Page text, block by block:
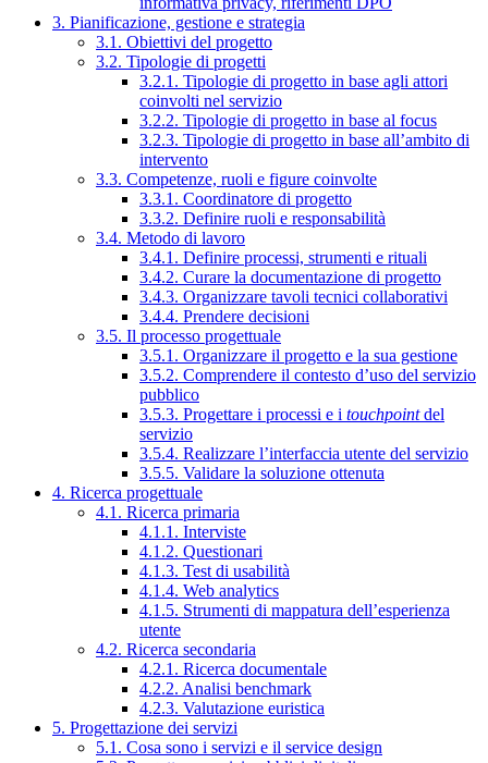
3. Pianificazione, gestione e strategia
3.1. Obiettivi del progetto
3.2. Tipologie di progetti
3.2.1. Tipologie di progetto in base agli attori
coinvolti nel servizio
3.2.2. Tipologie di progetto in base al focus
3.2.3. Tipologie di progetto in base all’ambito di
intervento
3.3. Competenze, ruoli e figure coinvolte
3.3.1. Coordinatore di progetto
3.3.2. Definire ruoli e responsabilità
3.4. Metodo di lavoro
3.4.1. Definire processi, strumenti e rituali
3.4.2. Curare la documentazione di progetto
3.4.3. Organizzare tavoli tecnici collaborativi
3.4.4. Prendere decisioni
3.5. Il processo progettuale
3.5.1. Organizzare il progetto e la sua gestione
3.5.2. Comprendere il contesto d’uso del servizio
pubblico
3.5.3. Progettare i processi e i touchpointdel
servizio
3.5.4. Realizzare l’interfaccia utente del servizio
3.5.5. Validare la soluzione ottenuta
4. Ricerca progettuale
4.1. Ricerca primaria
4.1.1. Interviste
4.1.2. Questionari
4.1.3. Test di usabilità
4.1.4. Web analytics
4.1.5. Strumenti di mappatura dell’esperienza
utente
4.2. Ricerca secondaria
4.2.1. Ricerca documentale
4.2.2. Analisi benchmark
4.2.3. Valutazione euristica
5. Progettazione dei servizi
5.1. Cosa sono i servizi e il service design